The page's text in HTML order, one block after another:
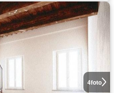
4foto